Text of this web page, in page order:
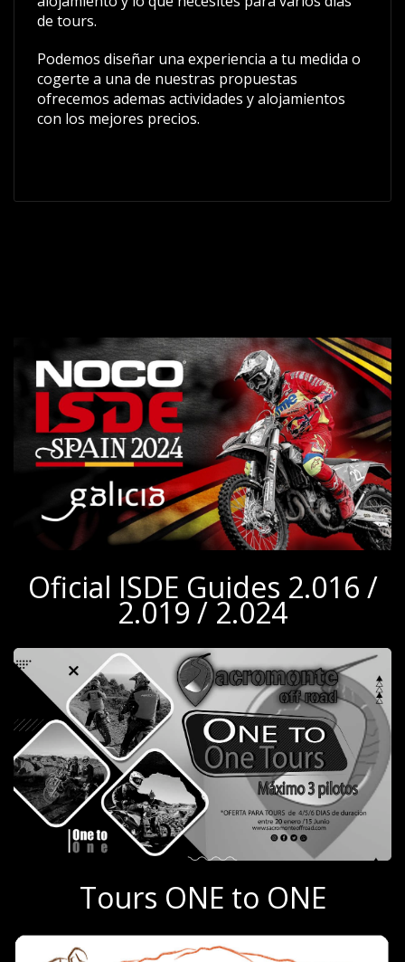
de tours.
Podemos diseñar una experiencia a tu medida o
cogerte a una de nuestras propuestas
ofrecemos ademas actividades y alojamientos
con los mejores precios.
Oficial ISDE Guides 2.016 /
2.019 / 2.024
Tours ONE to ONE